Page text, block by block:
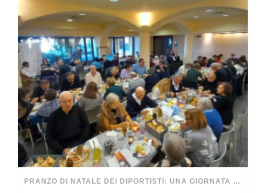
PRANZO DI NATALE DEI DIPORTISTI: UNA GIORNATA DA RICORDARE